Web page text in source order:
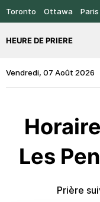
Toronto Ottawa Paris
HEURE DE PRIERE
Vendredi, 07 Août 2026
Les
Prière